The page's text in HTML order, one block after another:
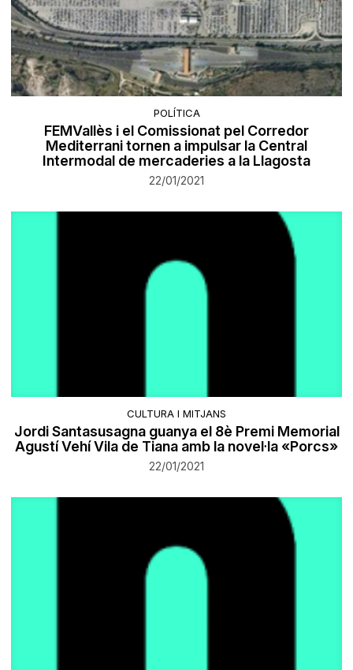
POLÍTICA
FEMVallès i el Comissionat pel Corredor
Mediterrani tornen a impulsar la Central
Intermodal de mercaderies a la Llagosta
22/01/2021
CULTURA I MITJANS
Jordi Santasusagna guanya el 8è Premi Memorial
Agustí Vehí Vila de Tiana amb la novel·la «Porcs»
22/01/2021